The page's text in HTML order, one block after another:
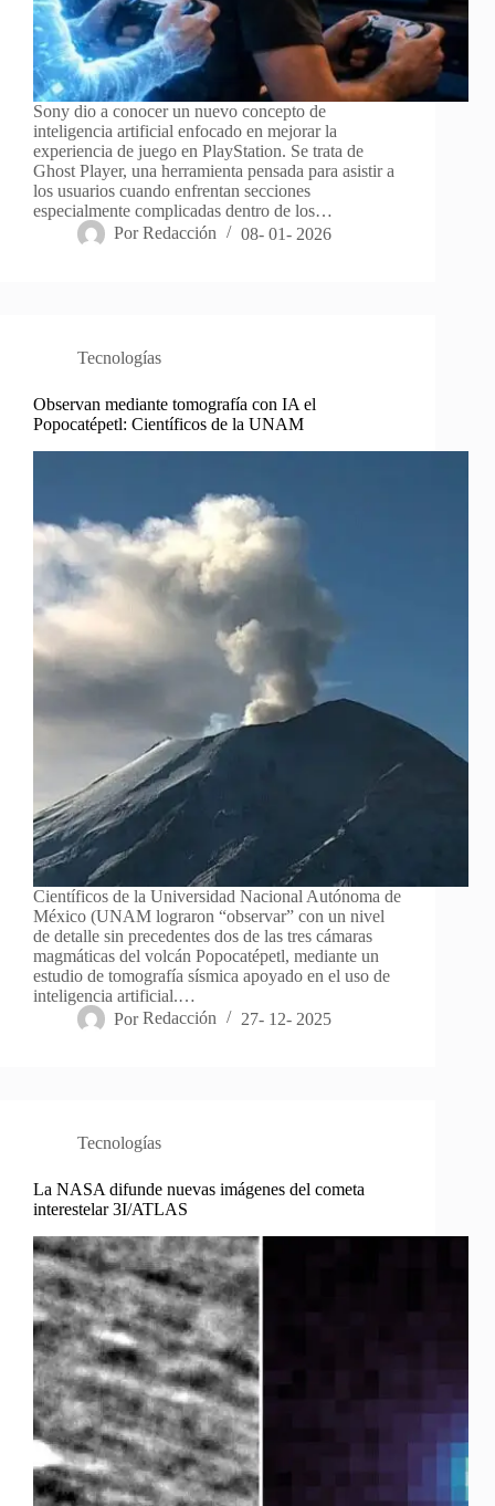
Sony dio a conocer un nuevo concepto de
inteligencia artificial enfocado en mejorar la
experiencia de juego en PlayStation. Se trata de
Ghost Player, una herramienta pensada para asistir a
los usuarios cuando enfrentan secciones
especialmente complicadas dentro de los…
Por Redacción 08- 01- 2026
Tecnologías
Observan mediante tomografía con IA el
Popocatépetl: Científicos de la UNAM
Científicos de la Universidad Nacional Autónoma de
México (UNAM lograron “observar” con un nivel
de detalle sin precedentes dos de las tres cámaras
magmáticas del volcán Popocatépetl, mediante un
estudio de tomografía sísmica apoyado en el uso de
inteligencia artificial.…
Por Redacción 27- 12- 2025
Tecnologías
La NASA difunde nuevas imágenes del cometa
interestelar 3I/ATLAS